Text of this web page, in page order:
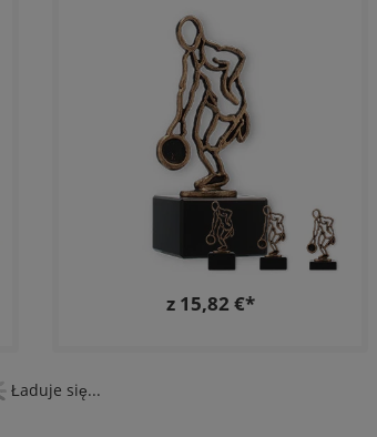
z 15,82 €*
Ładuje się...